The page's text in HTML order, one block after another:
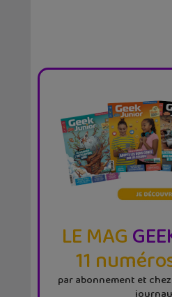
LE MAG
11
par abonnement et